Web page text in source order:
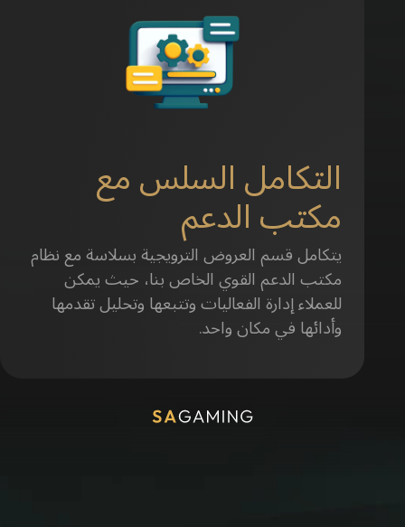
التكامل السلس مع
مكتب الدعم
يتكامل قسم العروض الترويجية بسلاسة مع نظام
مكتب الدعم القوي الخاص بنا، حيث يمكن
للعملاء إدارة الفعاليات وتتبعها وتحليل تقدمها
وأدائها في مكان واحد.